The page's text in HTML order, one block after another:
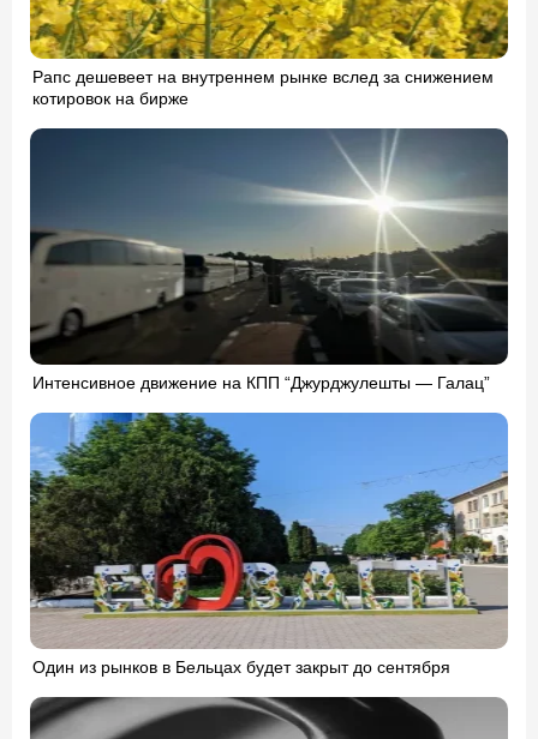
Рапс дешевеет на внутреннем рынке вслед за снижением
котировок на бирже
Интенсивное движение на КПП “Джурджулешты — Галац”
Один из рынков в Бельцах будет закрыт до сентября